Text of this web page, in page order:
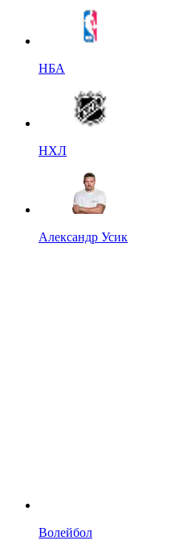
НБА
НХЛ
Александр Усик
Волейбол